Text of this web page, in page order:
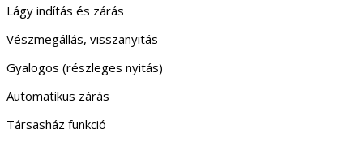
Lágy indítás és zárás
Vészmegállás, visszanyitás
Gyalogos (részleges nyitás)
Automatikus zárás
Társasház funkció